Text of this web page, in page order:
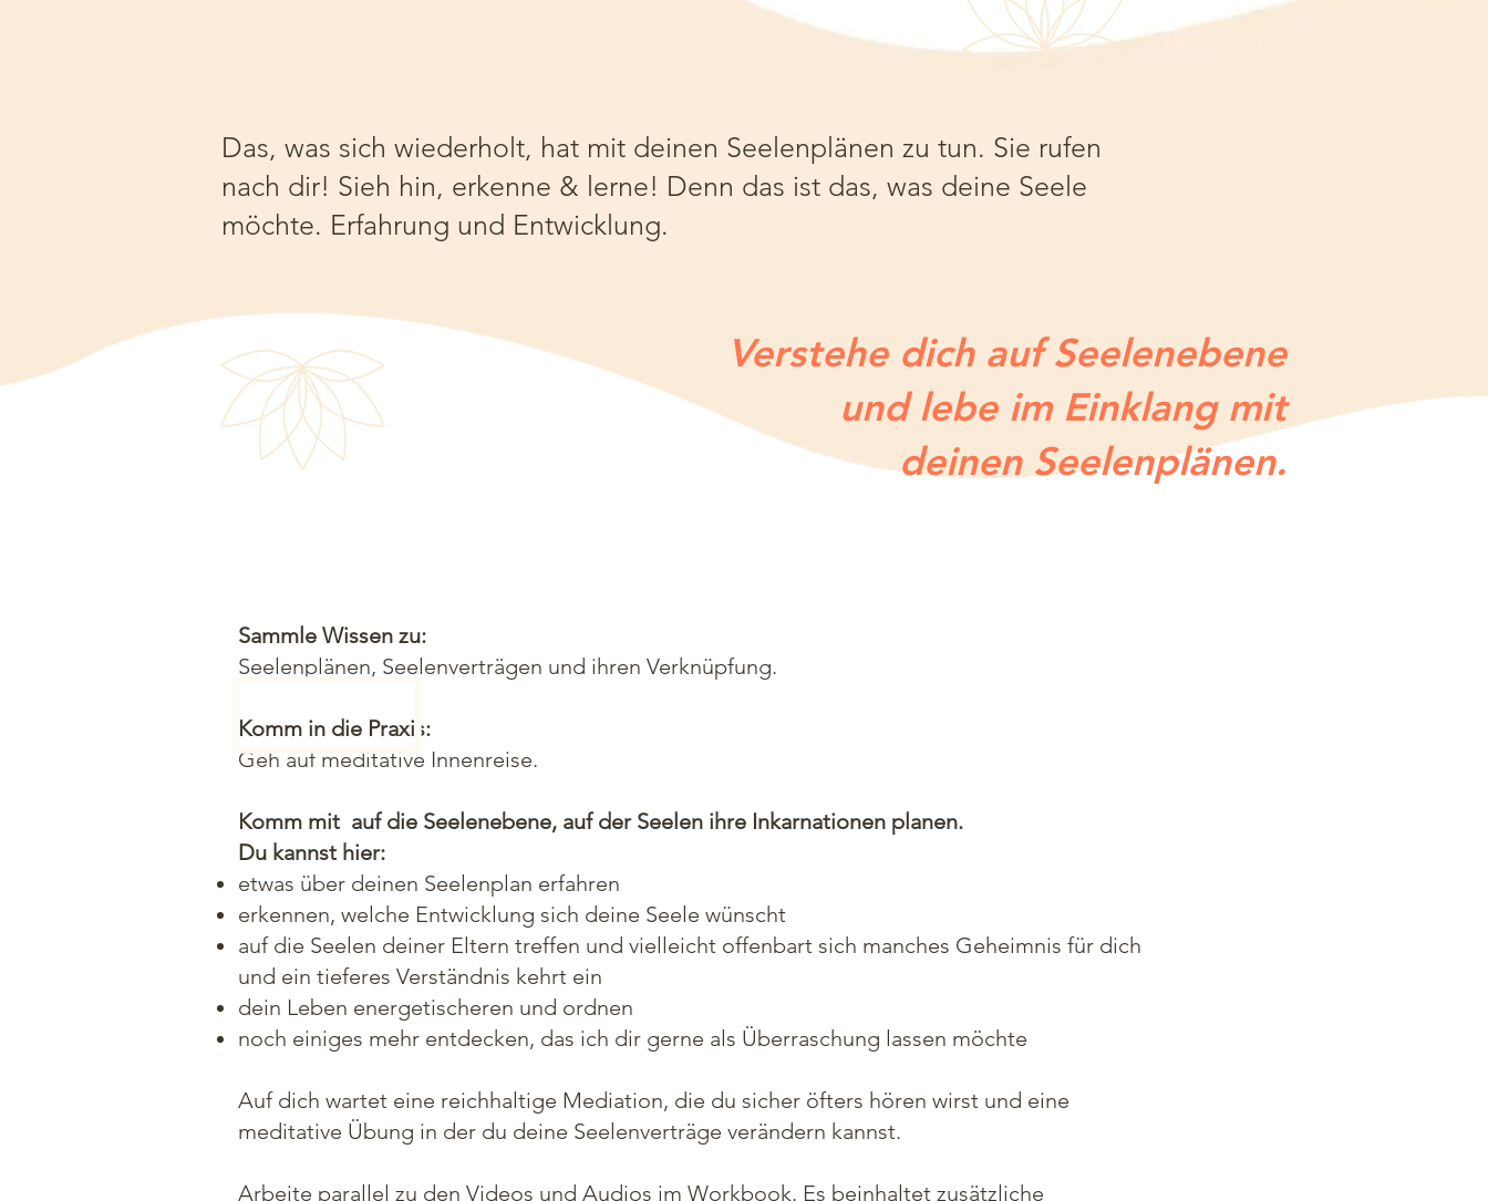
Das, was sich wiederholt, hat mit deinen Seelenplänen zu tun. Sie rufen
nach dir! Sieh hin, erkenne & lerne! Denn das ist das, was deine Seele
möchte. Erfahrung und Entwicklung.
Verstehe dich auf Seelenebene
und lebe im Einklang mit
deinen Seelenplänen.
Sammle Wissen zu:
Seelenplänen, Seelenverträgen und ihren Verknüpfung.
Komm in die Praxis:
Geh auf meditative Innenreise.
Komm mit auf die Seelenebene, auf der Seelen ihre Inkarnationen planen.
Du kannst hier:
etwas über deinen Seelenplan erfahren
erkennen, welche Entwicklung sich deine Seele wünscht
auf die Seelen deiner Eltern treffen und vielleicht offenbart sich manches Geheimnis für dich
und ein tieferes Verständnis kehrt ein
dein Leben energetischeren und ordnen
noch einiges mehr entdecken, das ich dir gerne als Überraschung lassen möchte
Auf dich wartet eine reichhaltige Mediation, die du sicher öfters hören wirst und eine
meditative Übung in der du deine Seelenverträge verändern kannst.
Arbeite parallel zu den Videos und Audios im Workbook. Es beinhaltet zusätzliche